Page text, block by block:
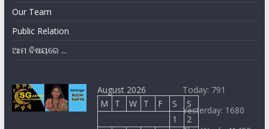
Our Team
Public Relation
ଆମ ବିଷୟରେ ...
August 2026
M
T W T F S
S
1
2
Today: 791
Yesterday: 1680